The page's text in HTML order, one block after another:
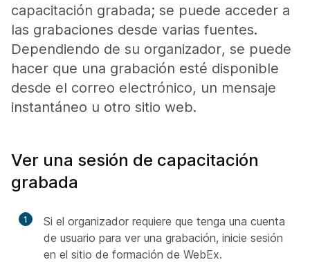
capacitación grabada; se puede acceder a
las grabaciones desde varias fuentes.
Dependiendo de su organizador, se puede
hacer que una grabación esté disponible
desde el correo electrónico, un mensaje
instantáneo u otro sitio web.
Ver una sesión de capacitación
grabada
1
Si el organizador requiere que tenga una cuenta
de usuario para ver una grabación, inicie sesión
en el sitio de formación de WebEx.